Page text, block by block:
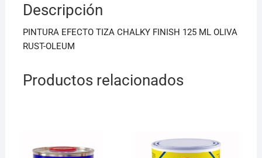
o
o
k
p
p
Descripción
PINTURA EFECTO TIZA CHALKY FINISH 125 ML OLIVA
RUST-OLEUM
Productos relacionados